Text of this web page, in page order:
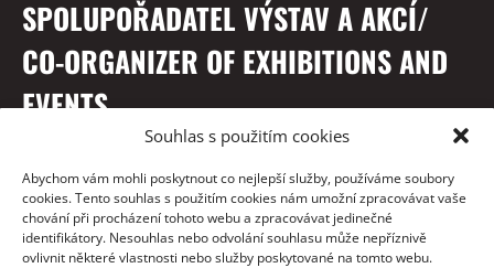
Souhlas s použitím cookies
Abychom vám mohli poskytnout co nejlepší služby, používáme soubory
cookies. Tento souhlas s použitím cookies nám umožní zpracovávat vaše
chování při procházení tohoto webu a zpracovávat jedinečné
identifikátory. Nesouhlas nebo odvolání souhlasu může nepříznivě
ovlivnit některé vlastnosti nebo služby poskytované na tomto webu.
SPOLUPOŘADATEL VÝSTAV A AKCÍ/
CO-ORGANIZER OF EXHIBITIONS AND
EVENTS